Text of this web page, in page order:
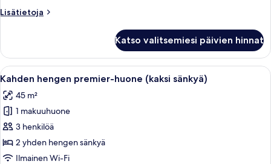
kuvat
Lisätietoja
Lisätietoja
1
suuri
parisänky
Katso valitsemiesi päivien hinnat
Avaa
kaikki
huonetyypin
Kahden
hengen
premier-
huone
Hotellihuone, jossa on kaksi
6
Kahden hengen premier-huone (kaksi sänkyä)
45 m²
1 makuuhuone
3 henkilöä
2 yhden hengen sänkyä
Ilmainen Wi-Fi